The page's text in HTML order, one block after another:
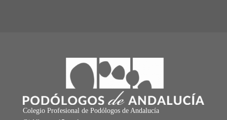
Colegio Profesional de Podólogos de Andalucía